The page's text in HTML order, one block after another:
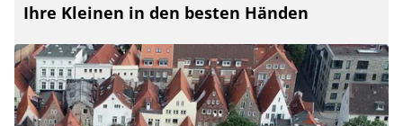
Ihre Kleinen in den besten Händen